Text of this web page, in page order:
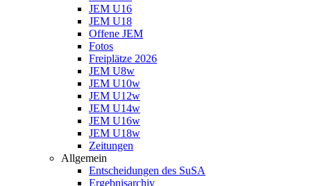
JEM U16
JEM U18
Offene JEM
Fotos
Freiplätze 2026
JEM U8w
JEM U10w
JEM U12w
JEM U14w
JEM U16w
JEM U18w
Zeitungen
Allgemein
Entscheidungen des SuSA
Ergebnisarchiv